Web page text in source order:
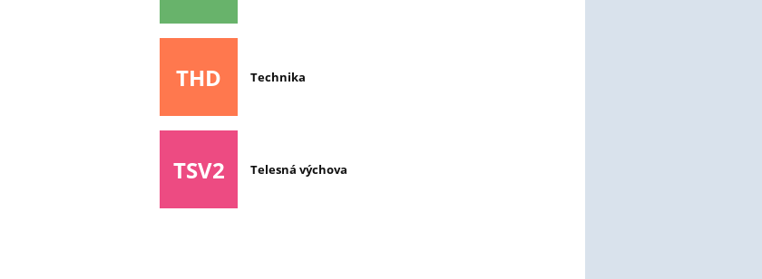
THD Technika
TSV2 Telesná výchova